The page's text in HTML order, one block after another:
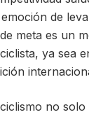
de
meta es un
ya sea
no